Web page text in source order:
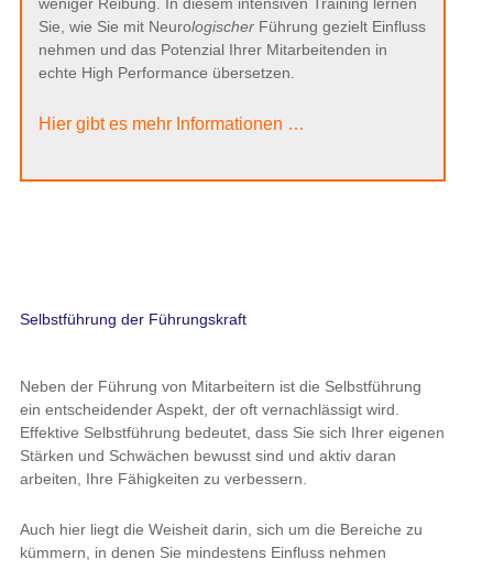
Selbstführung der Führungskraft
entscheidender Aspekt, der oft vernachlässigt wird. Effektive
Richten wir unseren Blick darauf, wird er nur größer. Klüger ist
Praktische Schritte zur Selbstführung:
Selbstreflexion:Nehmen Sie sich regelmäßig Zeit, um
reflektieren. Welche Dinge liegen in Ihrem Circle of
Control? Welche Strategien waren erfolgreich, und welche